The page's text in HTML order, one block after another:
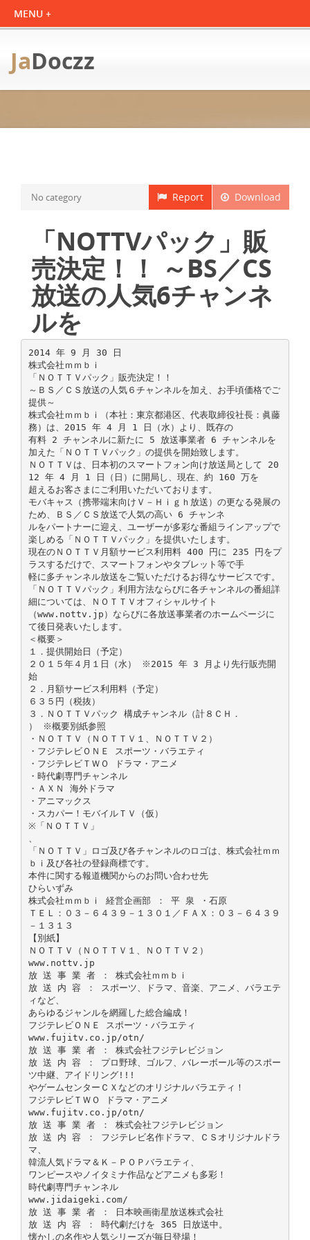
JaDoczz
Download
Report
No category
「NOTTVパック」販
売決定！！ ～BS／CS
放送の人気6チャンネ
ルを
2014 年 9 月 30 日
株式会社ｍｍｂｉ
「ＮＯＴＴＶパック」販売決定！！
～ＢＳ／ＣＳ放送の人気６チャンネルを加え、お手頃価格でご
提供～
株式会社ｍｍｂｉ（本社：東京都港区、代表取締役社長：眞藤
務）は、2015 年 4 月 1 日（水）より、既存の
有料 2 チャンネルに新たに 5 放送事業者 6 チャンネルを
加えた「ＮＯＴＴＶパック」の提供を開始致します。
ＮＯＴＴＶは、日本初のスマートフォン向け放送局として 20
12 年 4 月 1 日（日）に開局し、現在、約 160 万を
超えるお客さまにご利用いただいております。
モバキャス（携帯端末向けＶ－Ｈｉｇｈ放送）の更なる発展の
ため、ＢＳ／ＣＳ放送で人気の高い 6 チャンネ
ルをパートナーに迎え、ユーザーが多彩な番組ラインアップで
楽しめる「ＮＯＴＴＶパック」を提供いたします。
現在のＮＯＴＴＶ月額サービス利用料 400 円に 235 円をプ
ラスするだけで、スマートフォンやタブレット等で手
軽に多チャンネル放送をご覧いただけるお得なサービスです。
「ＮＯＴＴＶパック」利用方法ならびに各チャンネルの番組詳
細については、ＮＯＴＴＶオフィシャルサイト
（www.nottv.jp）ならびに各放送事業者のホームページに
て後日発表いたします。
＜概要＞
１．提供開始日（予定）
２０１５年４月１日（水） ※2015 年 3 月より先行販売開
始
２．月額サービス利用料（予定）
６３５円（税抜）
３．ＮＯＴＴＶパック 構成チャンネル（計８ＣＨ．
） ※概要別紙参照
・ＮＯＴＴＶ（ＮＯＴＴＶ１、ＮＯＴＴＶ２）
・フジテレビＯＮＥ スポーツ・バラエティ
・フジテレビＴＷＯ ドラマ・アニメ
・時代劇専門チャンネル
・ＡＸＮ 海外ドラマ
・アニマックス
・スカパー！モバイルＴＶ（仮）
※「ＮＯＴＴＶ」
「ＮＯＴＴＶ」ロゴ及び各チャンネルのロゴは、株式会社ｍｍ
ｂｉ及び各社の登録商標です。
本件に関する報道機関からのお問い合わせ先
ひらいずみ
株式会社ｍｍｂｉ 経営企画部 ： 平 泉 ・石原
ＴＥＬ：０３－６４３９－１３０１／ＦＡＸ：０３－６４３９
－１３１３
【別紙】
ＮＯＴＴＶ（ＮＯＴＴＶ１、ＮＯＴＴＶ２）
www.nottv.jp
放 送 事 業 者 ： 株式会社ｍｍｂｉ
放 送 内 容 ： スポーツ、ドラマ、音楽、アニメ、バラエテ
ィなど、
あらゆるジャンルを網羅した総合編成！
フジテレビＯＮＥ スポーツ・バラエティ
www.fujitv.co.jp/otn/
放 送 事 業 者 ： 株式会社フジテレビジョン
放 送 内 容 ： プロ野球、ゴルフ、バレーボール等のスポー
ツ中継、アイドリング!!!
やゲームセンターＣＸなどのオリジナルバラエティ！
フジテレビＴＷＯ ドラマ・アニメ
www.fujitv.co.jp/otn/
放 送 事 業 者 ： 株式会社フジテレビジョン
放 送 内 容 ： フジテレビ名作ドラマ、ＣＳオリジナルドラ
マ、
韓流人気ドラマ＆Ｋ－ＰＯＰバラエティ、
ワンピースやノイタミナ作品などアニメも多彩！
時代劇専門チャンネル
www.jidaigeki.com/
放 送 事 業 者 ： 日本映画衛星放送株式会社
放 送 内 容 ： 時代劇だけを 365 日放送中。
懐かしの名作や人気シリーズが毎日登場！